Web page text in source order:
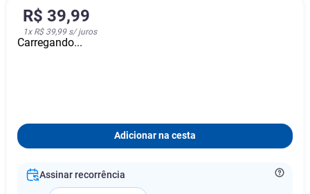
R$ 39,99
1x R$ 39,99s/ juros
Carregando...
Adicionar na cesta
Assinar recorrência